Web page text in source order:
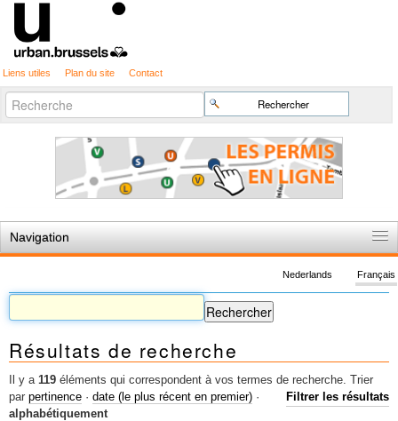
Liens utiles Plan du site Contact
Chercher par
Recherche
avancée…
Navigation
Règles du jeu
Permis d'urbanisme
Cartographie
Etudes et publications
Mots-clés
Français
Nederlands
Résultats de recherche
Il y a 119 éléments qui correspondent à vos termes de recherche.
Filtrer les résultats
Trier
par pertinence · date (le plus récent en premier) ·
alphabétiquement